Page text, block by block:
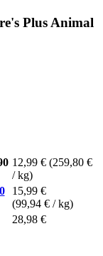
Plus Animal
12,99 € (259,80 €
/ kg)
15,99 €
(99,94 € / kg)
28,98 €